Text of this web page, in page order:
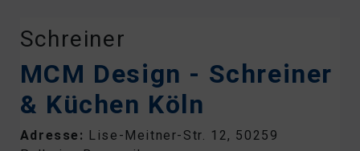
Schreiner
MCM Design - Schreiner
& Küchen Köln
Adresse: Lise-Meitner-Str. 12, 50259